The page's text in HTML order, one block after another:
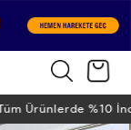
Ürünlerde %10